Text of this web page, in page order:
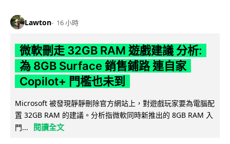
Lawton 16 小時
微軟刪走 32GB RAM 遊戲建議 分析:
為 8GB Surface 銷售鋪路 連自家
Copilot+ 門檻也未到
Microsoft 被發現靜靜刪除官方網站上，對遊戲玩家要為電腦配
置 32GB RAM 的建議。分析指微軟同時新推出的 8GB RAM 入
門...
閱讀全文